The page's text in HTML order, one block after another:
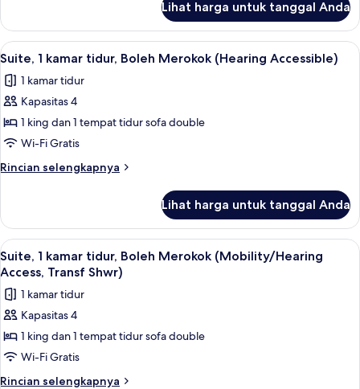
Access,
Transf
Shwr)
Kamar,
Tempat
King
(Mobility/Hearing
Transf
Shwr)
Lihat harga untuk tanggal Anda
Lihat
semua
foto
untuk
Suite,
1
kamar
tidur,
Merokok
(Hearing
Accessible)
7
Suite, 1 kamar tidur, Boleh Merokok (Hearing Accessible)
1 kamar tidur
Kapasitas 4
1 king dan 1 tempat tidur sofa double
Wi-Fi Gratis
Rincian selengkapnya
Rincian
Suite,
kamar
tidur,
Merokok
(Hearing
Accessible)
Lihat harga untuk tanggal Anda
Lihat
semua
foto
untuk
Suite,
1
kamar
tidur,
7
Suite, 1 kamar tidur, Boleh Merokok (Mobility/Hearing
Access, Transf Shwr)
1 kamar tidur
Kapasitas 4
1 king dan 1 tempat tidur sofa double
Wi-Fi Gratis
Rincian selengkapnya
Rincian